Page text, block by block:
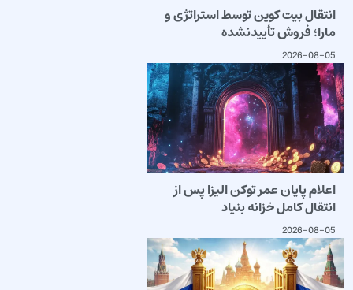
انتقال بیت کوین توسط استراتژی و
مارا؛ فروش تأییدنشده
2026-08-05
اعلام پایان عمر توکن الیزا پس از
انتقال کامل خزانه بنیاد
2026-08-05